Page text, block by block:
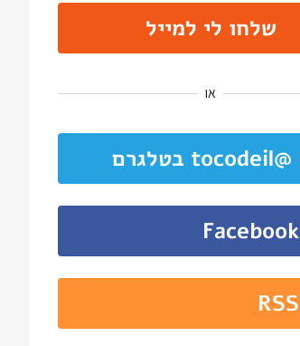
שלחו לי למייל
או
@tocodeil בטלגרם
Facebook
RSS